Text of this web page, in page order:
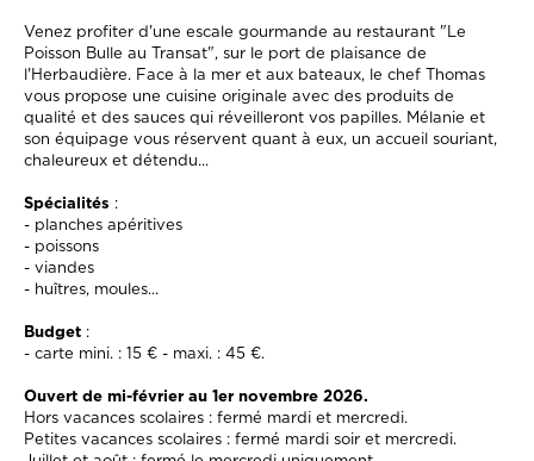
Venez profiter d'une escale gourmande au restaurant "Le
Poisson Bulle au Transat", sur le port de plaisance de
l'Herbaudière. Face à la mer et aux bateaux, le chef Thomas
vous propose une cuisine originale avec des produits de
qualité et des sauces qui réveilleront vos papilles. Mélanie et
son équipage vous réservent quant à eux, un accueil souriant,
chaleureux et détendu...
Spécialités :
- planches apéritives
- poissons
- viandes
- huîtres, moules...
Budget :
- carte mini. : 15 € - maxi. : 45 €.
Ouvert de mi-février au 1er novembre 2026.
Hors vacances scolaires : fermé mardi et mercredi.
Petites vacances scolaires : fermé mardi soir et mercredi.